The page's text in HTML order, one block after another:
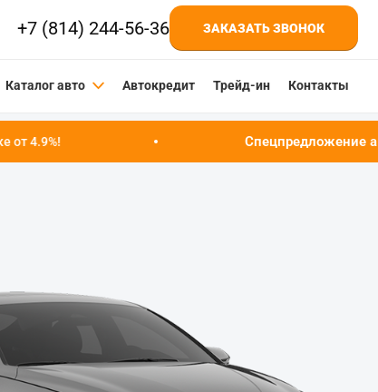
+7 (814) 244-56-36 ЗАКАЗАТЬ ЗВОНОК
Каталог авто Автокредит Трейд-ин Контакты
Спецпредложение августа!